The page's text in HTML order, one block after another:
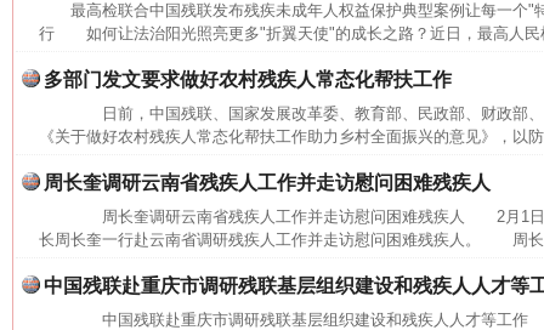
最高检联合中国残联发布残疾未成年人权益保护典型案例让每一个"
行 如何让法治阳光照亮更多"折翼天使"的成长之路？近日，最高人民
多部门发文要求做好农村残疾人常态化帮扶工作
日前，中国残联、国家发展改革委、教育部、民政部、财政部
《关于做好农村残疾人常态化帮扶工作助力乡村全面振兴的意见》，以
周长奎调研云南省残疾人工作并走访慰问困难残疾人
周长奎调研云南省残疾人工作并走访慰问困难残疾人 2月1日
长周长奎一行赴云南省调研残疾人工作并走访慰问困难残疾人。 周
中国残联赴重庆市调研残联基层组织建设和残疾人人才等
中国残联赴重庆市调研残联基层组织建设和残疾人人才等工